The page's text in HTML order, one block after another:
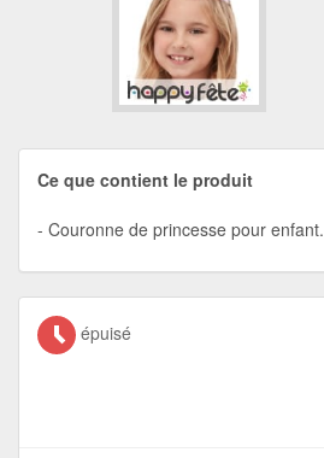
Ce que contient le produit
Couronne de princesse pour enfant.
épuisé